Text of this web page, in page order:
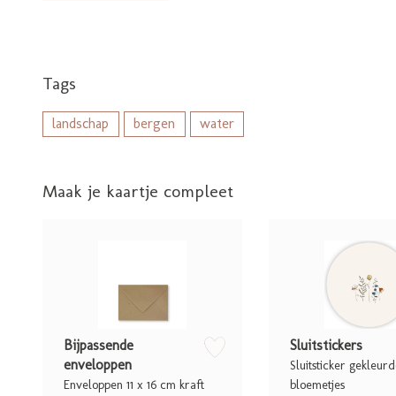
Tags
landschap bergen water
Maak je kaartje compleet
zet op verlanglijstje
Bijpassende
enveloppen
Enveloppen 11 x 16 cm kraft
Sluitstickers
Sluitsticker
bloemetjes